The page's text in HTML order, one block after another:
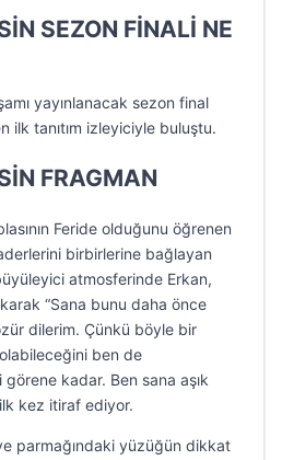
SEZON FİNALİ NE
yayınlanacak sezon final
ilk tanıtım izleyiciyle buluştu.
FRAGMAN
Feride olduğunu öğrenen
birbirlerine bağlayan
atmosferinde Erkan,
“Sana bunu daha önce
dilerim. Çünkü böyle bir
ben de
görene kadar. Ben sana aşık
ilk kez itiraf ediyor.
parmağındaki yüzüğün dikkat